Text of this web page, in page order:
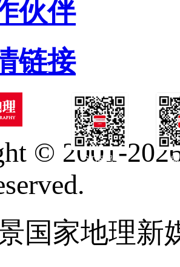
伙伴
链接
订阅号
© 2001-
国家地理新